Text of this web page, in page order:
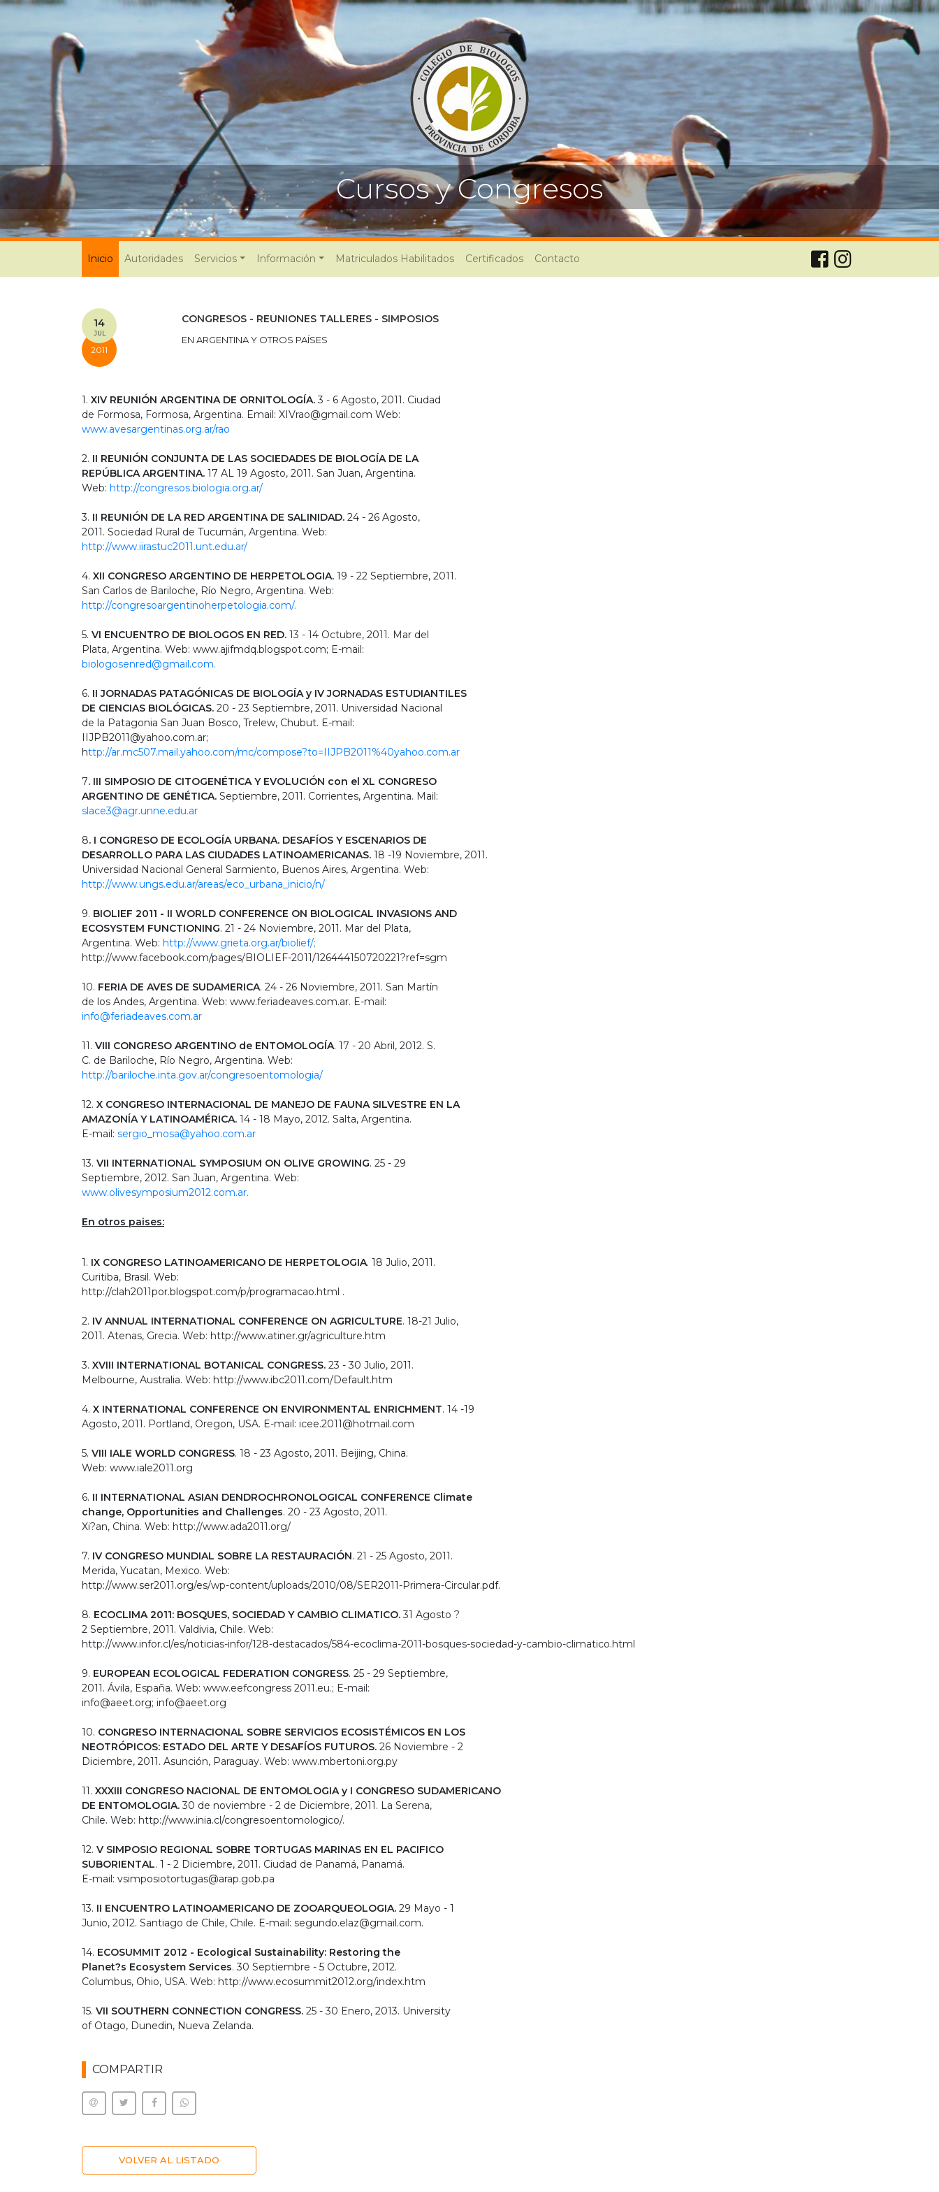
Cursos y Congresos
Inicio (current)
Autoridades Servicios Información Matriculados Habilitados Certificados Contacto
14
JUL
2011
CONGRESOS - REUNIONES TALLERES - SIMPOSIOS
EN ARGENTINA Y OTROS PAÍSES
1. XIV REUNIÓN ARGENTINA DE ORNITOLOGÍA.3 - 6 Agosto, 2011. Ciudad
de Formosa, Formosa, Argentina. Email: XIVrao@gmail.com Web:
www.avesargentinas.org.ar/rao
2. II REUNIÓN CONJUNTA DE LAS SOCIEDADES DE BIOLOGÍA DE LA
REPÚBLICA ARGENTINA. 17 AL 19 Agosto, 2011. San Juan, Argentina.
Web: http://congresos.biologia.org.​ar/
3. II REUNIÓN DE LA RED ARGENTINA DE SALINIDAD. 24 - 26 Agosto,
2011. Sociedad Rural de Tucumán, Argentina. Web:
http://www.iirastuc2011.unt.ed​u.ar/
4. XII CONGRESO ARGENTINO DE HERPETOLOGIA. 19 - 22 Septiembre, 2011.
San Carlos de Bariloche, Río Negro, Argentina. Web:
http://congresoargentinoherpet​ologia.com/.
5. VI ENCUENTRO DE BIOLOGOS EN RED. 13 - 14 Octubre, 2011. Mar del
Plata, Argentina. Web: www.ajifmdq.blogspot.com; E-mail:
biologosenred@gmail.com.
6. II JORNADAS PATAGÓNICAS DE BIOLOGÍA y IV JORNADAS ESTUDIANTILES
DE CIENCIAS BIOLÓGICAS. 20 - 23 Septiembre, 2011. Universidad Nacional
de la Patagonia San Juan Bosco, Trelew, Chubut. E-mail:
IIJPB2011@yahoo.com.ar;
http://ar.mc507.mail.yahoo.com​/mc/compose?to=IIJPB2011%40yah​oo.com.ar
7. III SIMPOSIO DE CITOGENÉTICA Y EVOLUCIÓN con el XL CONGRESO
ARGENTINO DE GENÉTICA. Septiembre, 2011. Corrientes, Argentina. Mail:
slace3@agr.unne.edu.ar
8. I CONGRESO DE ECOLOGÍA URBANA. DESAFÍOS Y ESCENARIOS DE
DESARROLLO PARA LAS CIUDADES LATINOAMERICANAS. 18 -19 Noviembre, 2011.
Universidad Nacional General Sarmiento, Buenos Aires, Argentina. Web:
http://www.ungs.edu.ar/areas/e​co_urbana_inicio/n/
9. BIOLIEF 2011 - II WORLD CONFERENCE ON BIOLOGICAL INVASIONS AND
ECOSYSTEM FUNCTIONING. 21 - 24 Noviembre, 2011. Mar del Plata,
Argentina. Web: http://www.grieta.org.ar/bioli​ef/;
http://www.facebook.com/pages/​BIOLIEF-2011/126444150720221?r​ef=sgm
10. FERIA DE AVES DE SUDAMERICA. 24 - 26 Noviembre, 2011. San Martín
de los Andes, Argentina. Web: www.feriadeaves.com.ar. E-mail:
info@feriadeaves.com.ar
11. VIII CONGRESO ARGENTINO de ENTOMOLOGÍA. 17 - 20 Abril, 2012. S.
C. de Bariloche, Río Negro, Argentina. Web:
http://bariloche.inta.gov.ar/c​ongresoentomologia/
12. X CONGRESO INTERNACIONAL DE MANEJO DE FAUNA SILVESTRE EN LA
AMAZONÍA Y LATINOAMÉRICA. 14 - 18 Mayo, 2012. Salta, Argentina.
E-mail: sergio_mosa@yahoo.com.ar
13. VII INTERNATIONAL SYMPOSIUM ON OLIVE GROWING. 25 - 29
Septiembre, 2012. San Juan, Argentina. Web:
www.olivesymposium2012.com.ar.
En otros paises:
1. IX CONGRESO LATINOAMERICANO DE HERPETOLOGIA. 18 Julio, 2011.
Curitiba, Brasil. Web:
http://clah2011por.blogspot.co​m/p/programacao.html .
2. IV ANNUAL INTERNATIONAL CONFERENCE ON AGRICULTURE. 18-21 Julio,
2011. Atenas, Grecia. Web: http://www.atiner.gr/agricultu​re.htm
3. XVIII INTERNATIONAL BOTANICAL CONGRESS. 23 - 30 Julio, 2011.
Melbourne, Australia. Web: http://www.ibc2011.com/Default​.htm
4. X INTERNATIONAL CONFERENCE ON ENVIRONMENTAL ENRICHMENT. 14 -19
Agosto, 2011. Portland, Oregon, USA. E-mail: icee.2011@hotmail.com
5. VIII IALE WORLD CONGRESS. 18 - 23 Agosto, 2011. Beijing, China.
Web: www.iale2011.org
6. II INTERNATIONAL ASIAN DENDROCHRONOLOGICAL CONFERENCE Climate
change, Opportunities and Challenges. 20 - 23 Agosto, 2011.
Xi?an, China. Web: http://www.ada2011.org/
7. IV CONGRESO MUNDIAL SOBRE LA RESTAURACIÓN. 21 - 25 Agosto, 2011.
Merida, Yucatan, Mexico. Web:
http://www.ser2011.org/es/wp-c​ontent/uploads/2010/08/SER2011​-Primera-Circular.pdf.
8. ECOCLIMA 2011: BOSQUES, SOCIEDAD Y CAMBIO CLIMATICO.31 Agosto ?
2 Septiembre, 2011. Valdivia, Chile. Web:
http://www.infor.cl/es/noticia​s-infor/128-destacados/584-eco​clima-2011-bosques-sociedad-y-​cambio-climatico.html
9. EUROPEAN ECOLOGICAL FEDERATION CONGRESS. 25 - 29 Septiembre,
2011. Ávila, España. Web: www.eefcongress 2011.eu.; E-mail:
info@aeet.org; info@aeet.org
10. CONGRESO INTERNACIONAL SOBRE SERVICIOS ECOSISTÉMICOS EN LOS
NEOTRÓPICOS: ESTADO DEL ARTE Y DESAFÍOS FUTUROS. 26 Noviembre - 2
Diciembre, 2011. Asunción, Paraguay. Web: www.mbertoni.org.py
11. XXXIII CONGRESO NACIONAL DE ENTOMOLOGIA y I CONGRESO SUDAMERICANO
DE ENTOMOLOGIA.30 de noviembre - 2 de Diciembre, 2011. La Serena,
Chile. Web: http://www.inia.cl/congresoent​omologico/.
12. V SIMPOSIO REGIONAL SOBRE TORTUGAS MARINAS EN EL PACIFICO
SUBORIENTAL. 1 - 2 Diciembre, 2011. Ciudad de Panamá, Panamá.
E-mail: vsimposiotortugas@arap.gob.pa
13. II ENCUENTRO LATINOAMERICANO DE ZOOARQUEOLOGIA. 29 Mayo - 1
Junio, 2012. Santiago de Chile, Chile. E-mail: segundo.elaz@gmail.com.
14. ECOSUMMIT 2012 - Ecological Sustainability: Restoring the
Planet?s Ecosystem Services. 30 Septiembre - 5 Octubre, 2012.
Columbus, Ohio, USA. Web: http://www.ecosummit2012.org/i​ndex.htm
15. VII SOUTHERN CONNECTION CONGRESS. 25 - 30 Enero, 2013. University
of Otago, Dunedin, Nueva Zelanda.
COMPARTIR
VOLVER AL LISTADO